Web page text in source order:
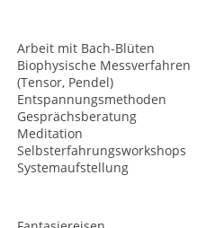
Arbeit mit Bach-Blüten
Biophysische Messverfahren
(Tensor, Pendel)
Entspannungsmethoden
Gesprächsberatung
Meditation
Selbsterfahrungsworkshops
Systemaufstellung